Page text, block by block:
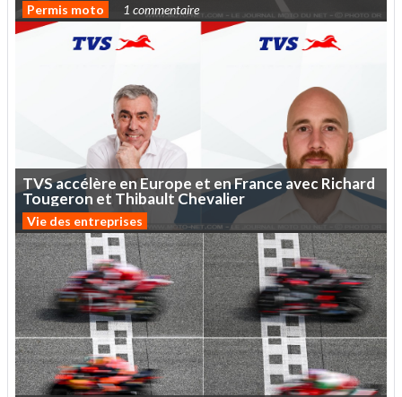
Permis moto 1 commentaire
TVSaccélère enEurope et enFrance avecRichard
Tougeron et Thibault Chevalier
Vie des entreprises